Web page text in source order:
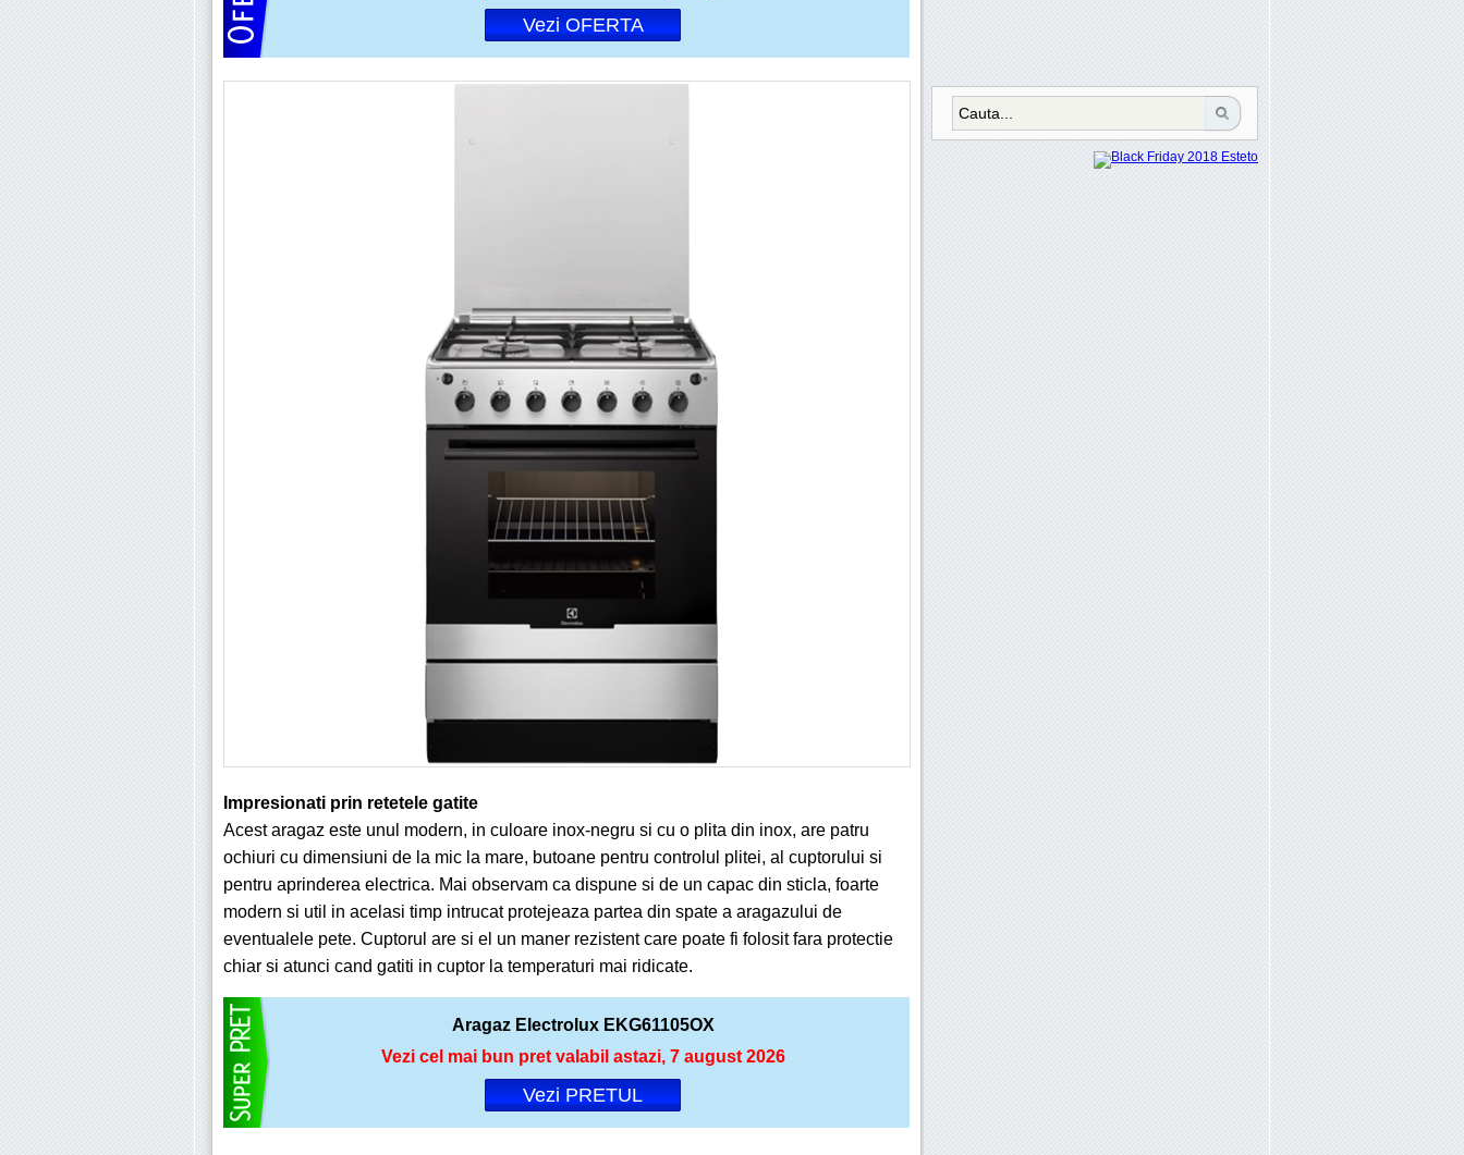
Vezi OFERTA
Impresionati prin retetele gatite
Acest aragaz este unul modern, in culoare inox-negru si cu o plita din inox, are patru
ochiuri cu dimensiuni de la mic la mare, butoane pentru controlul plitei, al cuptorului si
pentru aprinderea electrica. Mai observam ca dispune si de un capac din sticla, foarte
modern si util in acelasi timp intrucat protejeaza partea din spate a aragazului de
eventualele pete. Cuptorul are si el un maner rezistent care poate fi folosit fara protectie
chiar si atunci cand gatiti in cuptor la temperaturi mai ridicate.
Aragaz Electrolux EKG61105OX
Vezi cel mai bun pret valabil astazi, 7 august 2026
Vezi PRETUL